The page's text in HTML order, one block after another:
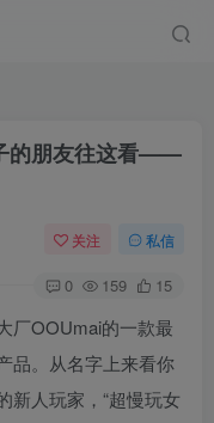
的朋友往这看——
关注 私信
0 159 15
厂OOUmai的一款最
品。从名字上来看你
新人玩家，“超慢玩女